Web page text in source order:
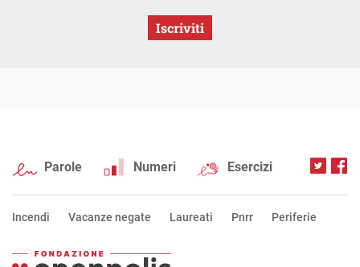
Iscriviti
Parole Numeri Esercizi
Incendi Vacanze negate Laureati Pnrr Periferie